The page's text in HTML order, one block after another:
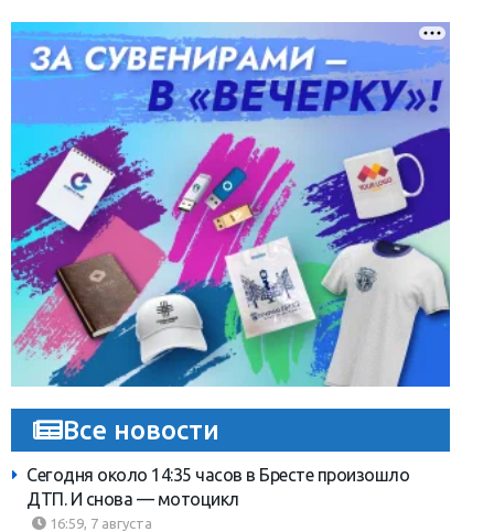
Все новости
Сегодня около 14:35 часов в Бресте произошло
ДТП. И снова — мотоцикл
16:59, 7 августа